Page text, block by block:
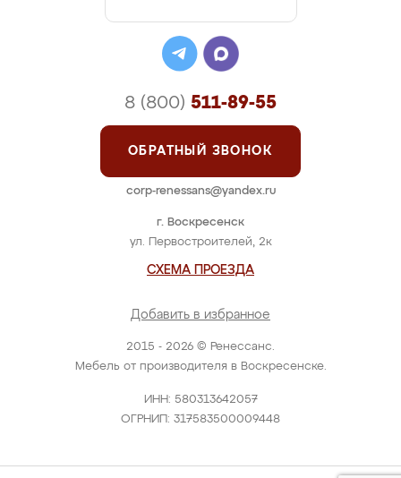
2015 - 2026 © Ренессанс.
Мебель от производителя в Воскресенске.
ИНН: 580313642057
ОГРНИП: 317583500009448
г. Воскресенск
ул. Первостроителей, 2к
СХЕМА ПРОЕЗДА
Добавить в избранное
8 (800) 511-89-55
ОБРАТНЫЙ ЗВОНОК
corp-renessans@yandex.ru